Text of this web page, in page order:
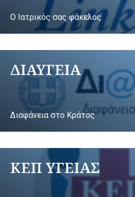
Ο Ιατρικός σας φάκελος
ΔΙΑΥΓΕΙΑ
Διαφάνεια στο Κράτος
ΚΕΠ ΥΓΕΙΑΣ